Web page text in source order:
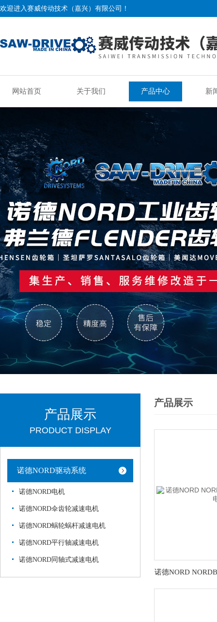
欢迎进入赛威传动技术（嘉兴）有限公司！
网站首页 关于我们 产品中心 新
产品展示
PRODUCT DISPLAY
诺德NORD驱动系统
诺德NORD电机
诺德NORD伞齿轮减速电机
诺德NORD蜗轮蜗杆减速电机
诺德NORD平行轴减速电机
诺德NORD同轴式减速电机
产品展示